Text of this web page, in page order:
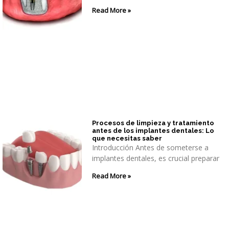
Read More »
Procesos de limpieza y tratamiento
antes de los implantes dentales: Lo
que necesitas saber
Introducción Antes de someterse a
implantes dentales, es crucial preparar
Read More »